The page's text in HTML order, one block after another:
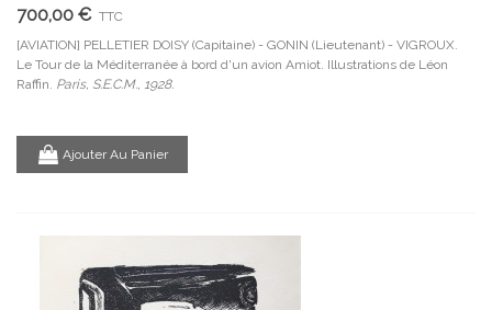
700,00 € TTC
[AVIATION] PELLETIER DOISY (Capitaine) - GONIN (Lieutenant) - VIGROUX.
Le Tour de la Méditerranée à bord d'un avion Amiot. Illustrations de Léon
Raffin. Paris, S.E.C.M., 1928.
Ajouter Au Panier